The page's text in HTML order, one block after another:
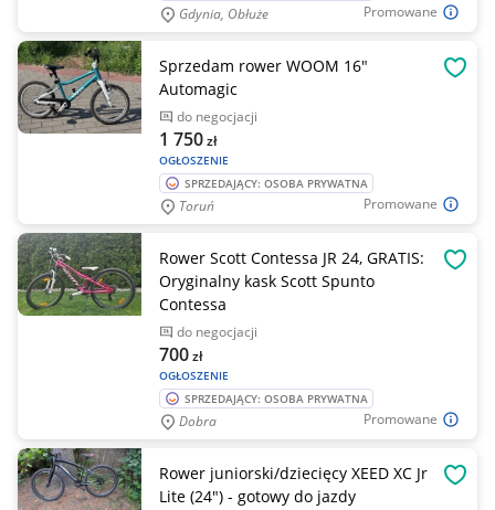
Promowane
Gdynia, Obłuże
Promowane
Sprzedam rower WOOM 16"
Automagic
do negocjacji
OGŁOSZENIE
1 750zł
SPRZEDAJĄCY: OSOBA PRYWATNA
Toruń
Promowane
Rower Scott Contessa JR 24, GRATIS:
Oryginalny kask Scott Spunto
Contessa
do negocjacji
OGŁOSZENIE
700zł
SPRZEDAJĄCY: OSOBA PRYWATNA
Dobra
Rower juniorski/dziecięcy XEED XC Jr
Lite (24") - gotowy do jazdy